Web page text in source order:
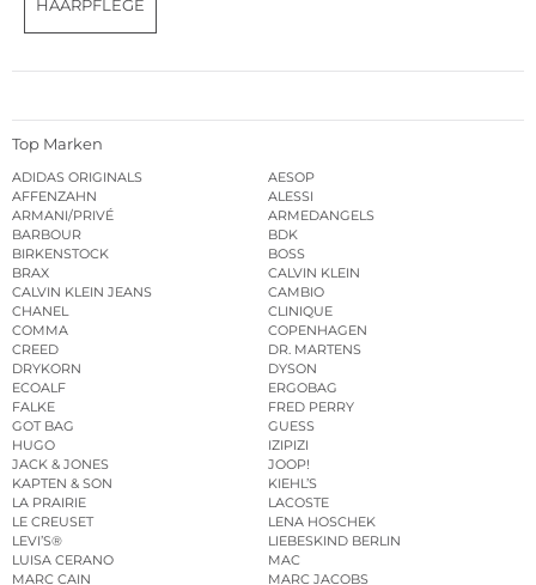
HAARPFLEGE
Top Marken
ADIDAS ORIGINALS
AESOP
AFFENZAHN
ALESSI
ARMANI/PRIVÉ
ARMEDANGELS
BARBOUR
BDK
BIRKENSTOCK
BOSS
BRAX
CALVIN KLEIN
CALVIN KLEIN JEANS
CAMBIO
CHANEL
CLINIQUE
COMMA
COPENHAGEN
CREED
DR. MARTENS
DRYKORN
DYSON
ECOALF
ERGOBAG
FALKE
FRED PERRY
GOT BAG
GUESS
HUGO
IZIPIZI
JACK & JONES
JOOP!
KAPTEN & SON
KIEHL’S
LA PRAIRIE
LACOSTE
LE CREUSET
LENA HOSCHEK
LEVI’S®
LIEBESKIND BERLIN
LUISA CERANO
MAC
MARC CAIN
MARC JACOBS